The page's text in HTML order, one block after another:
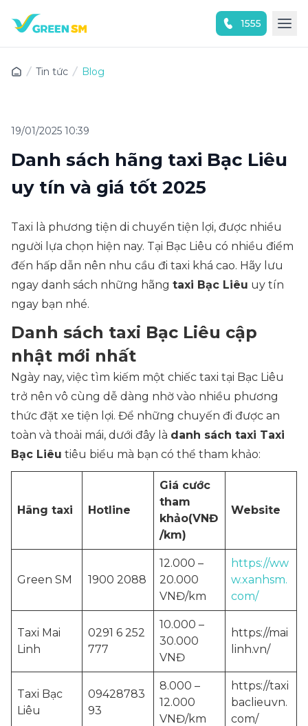
1555
Tin tức Blog
19/01/2025 10:39
Danh sách hãng taxi Bạc Liêu
uy tín và giá tốt 2025
Taxi là phương tiện di chuyển tiện lợi, được nhiều
người lựa chọn hiện nay. Tại Bạc Liêu có nhiều điểm
đến hấp dẫn nên nhu cầu đi taxi khá cao. Hãy lưu
ngay danh sách những hãng taxi Bạc Liêu uy tín
ngay bạn nhé.
Danh sách taxi Bạc Liêu cập
nhật mới nhất
Ngày nay, việc tìm kiếm một chiếc taxi tại Bạc Liêu
trở nên vô cùng dễ dàng nhờ vào nhiều phương
thức đặt xe tiện lợi. Để những chuyến đi được an
toàn và thoải mái, dưới đây là danh sách taxi Taxi
Bạc Liêu tiêu biểu mà bạn có thể tham khảo:
Hãng taxi Hotline
Giá cước
tham
khảo(VNĐ
/km)
Website
Green SM 1900 2088
12.000 –
20.000
VNĐ/km
https://ww
w.xanhsm.
com/
Taxi Mai
Linh
0291 6 252
777
10.000 –
30.000
VNĐ
https://mai
linh.vn/
Taxi Bạc
Liêu
09428783
93
8.000 –
12.000
VNĐ/km
https://taxi
baclieuvn.
com/